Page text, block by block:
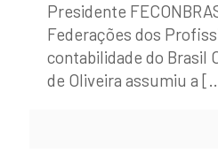
Presidente
Federações dos
contabilidade do Brasil
de Oliveira assumiu a